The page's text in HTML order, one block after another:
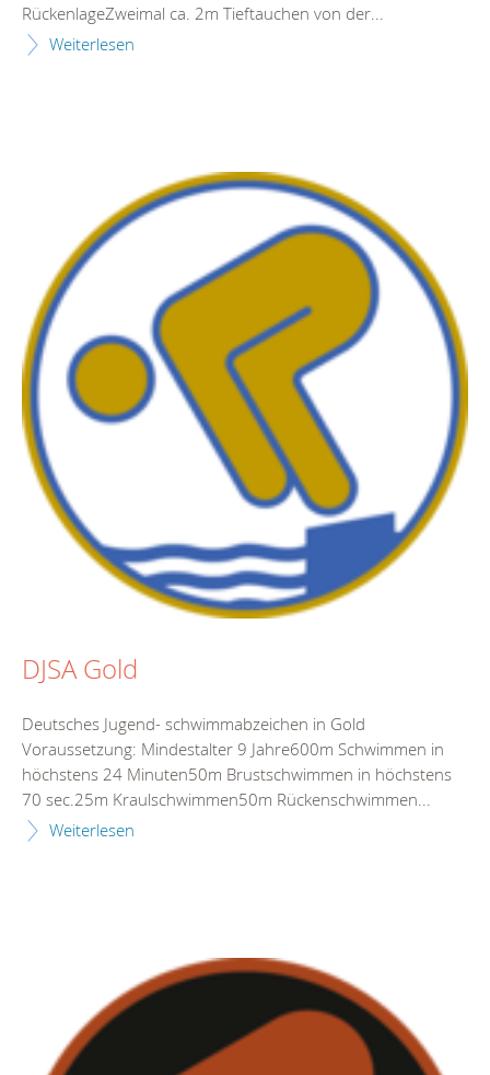
RückenlageZweimal ca. 2m Tieftauchen von der...
Weiterlesen
DJSA Gold
Deutsches Jugend- schwimmabzeichen in Gold
Voraussetzung: Mindestalter 9 Jahre600m Schwimmen in
höchstens 24 Minuten50m Brustschwimmen in höchstens
70 sec.25m Kraulschwimmen50m Rückenschwimmen...
Weiterlesen